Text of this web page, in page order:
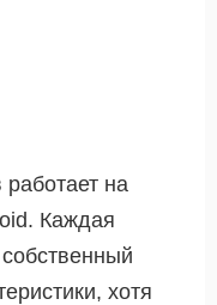
на
Каждая
хотя